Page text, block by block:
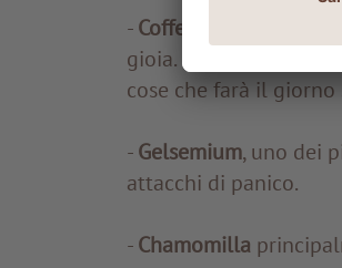
-Coffea
per
gioia. È il rimedio
cose che farà il giorno
-Gelsemium, uno dei
attacchi di panico.
-Chamomilla